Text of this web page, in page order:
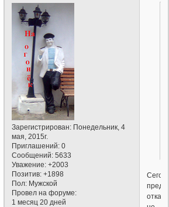
Зарегистрирован: Понедельник, 4
мая, 2015г.
Приглашений: 0
Сообщений: 5633
Уважение: +2003
Позитив: +1898
Пол: Мужской
Провел на форуме:
1 месяц 20 дней